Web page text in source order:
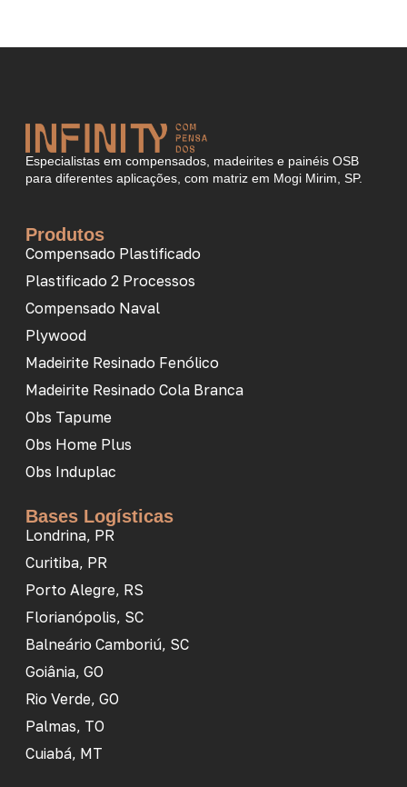
Especialistas em compensados, madeirites e painéis OSB
para diferentes aplicações, com matriz em Mogi Mirim, SP.
Produtos
Compensado Plastificado
Plastificado 2 Processos
Compensado Naval
Plywood
Madeirite Resinado Fenólico
Madeirite Resinado Cola Branca
Obs Tapume
Obs Home Plus
Obs Induplac
Bases Logísticas
Londrina, PR
Curitiba, PR
Porto Alegre, RS
Florianópolis, SC
Balneário Camboriú, SC
Goiânia, GO
Rio Verde, GO
Palmas, TO
Cuiabá, MT